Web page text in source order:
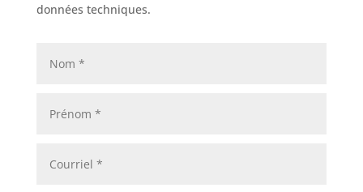
données techniques.